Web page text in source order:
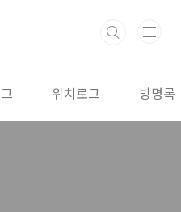
위치로그 방명록